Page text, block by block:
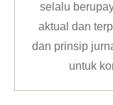
selalu
aktual dan
dan prinsip
untuk